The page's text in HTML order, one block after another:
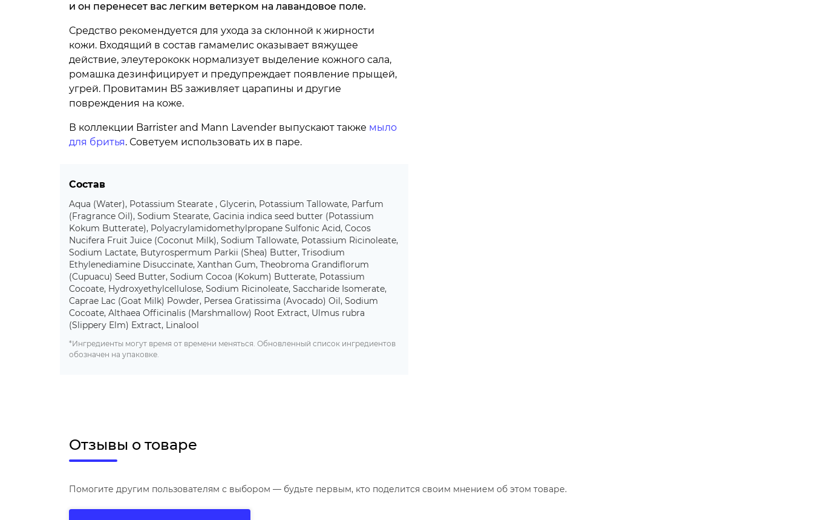
и он перенесет вас легким ветерком на лавандовое поле.
Средство рекомендуется для ухода за склонной к жирности
кожи. Входящий в состав гамамелис оказывает вяжущее
действие, элеутерококк нормализует выделение кожного сала,
ромашка дезинфицирует и предупреждает появление прыщей,
угрей. Провитамин B5 заживляет царапины и другие
повреждения на коже.
В коллекции Barrister and Mann Lavender выпускают также мыло
для бритья. Советуем использовать их в паре.
Состав
Aqua (Water), Potassium Stearate , Glycerin, Potassium Tallowate, Parfum
(Fragrance Oil), Sodium Stearate, Gacinia indica seed butter (Potassium
Kokum Butterate), Polyacrylamidomethylpropane Sulfonic Acid, Cocos
Nucifera Fruit Juice (Coconut Milk), Sodium Tallowate, Potassium Ricinoleate,
Sodium Lactate, Butyrospermum Parkii (Shea) Butter, Trisodium
Ethylenediamine Disuccinate, Xanthan Gum, Theobroma Grandiflorum
(Cupuacu) Seed Butter, Sodium Cocoa (Kokum) Butterate, Potassium
Cocoate, Hydroxyethylcellulose, Sodium Ricinoleate, Saccharide Isomerate,
Caprae Lac (Goat Milk) Powder, Persea Gratissima (Avocado) Oil, Sodium
Cocoate, Althaea Officinalis (Marshmallow) Root Extract, Ulmus rubra
(Slippery Elm) Extract, Linalool
*Ингредиенты могут время от времени меняться. Обновленный список ингредиентов
обозначен на упаковке.
Отзывы о товаре
Помогите другим пользователям с выбором — будьте первым, кто поделится своим мнением об этом товаре.